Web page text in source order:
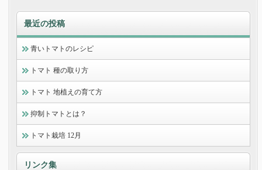
最近の投稿
青いトマトのレシピ
トマト 種の取り方
トマト 地植えの育て方
抑制トマトとは？
トマト栽培 12月
リンク集